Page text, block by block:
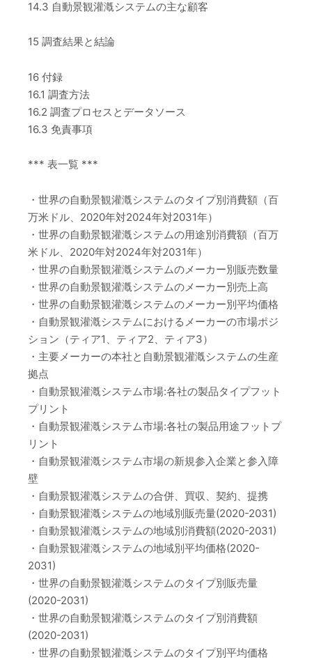
14.3 自動景観灌漑システムの主な顧客
15 調査結果と結論
16 付録
16.1 調査方法
16.2 調査プロセスとデータソース
16.3 免責事項
*** 表一覧 ***
・世界の自動景観灌漑システムのタイプ別消費額（百
万米ドル、2020年対2024年対2031年）
・世界の自動景観灌漑システムの用途別消費額（百万
米ドル、2020年対2024年対2031年）
・世界の自動景観灌漑システムのメーカー別販売数量
・世界の自動景観灌漑システムのメーカー別売上高
・世界の自動景観灌漑システムのメーカー別平均価格
・自動景観灌漑システムにおけるメーカーの市場ポジ
ション（ティア1、ティア2、ティア3）
・主要メーカーの本社と自動景観灌漑システムの生産
拠点
・自動景観灌漑システム市場:各社の製品タイプフット
プリント
・自動景観灌漑システム市場:各社の製品用途フットプ
リント
・自動景観灌漑システム市場の新規参入企業と参入障
壁
・自動景観灌漑システムの合併、買収、契約、提携
・自動景観灌漑システムの地域別販売量(2020-2031)
・自動景観灌漑システムの地域別消費額(2020-2031)
・自動景観灌漑システムの地域別平均価格(2020-
2031)
・世界の自動景観灌漑システムのタイプ別販売量
(2020-2031)
・世界の自動景観灌漑システムのタイプ別消費額
(2020-2031)
・世界の自動景観灌漑システムのタイプ別平均価格